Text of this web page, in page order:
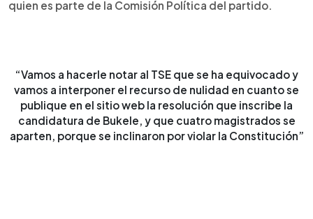
quien es parte de la Comisión Política del partido.
“Vamos a hacerle notar al TSE que se ha equivocado y
vamos a interponer el recurso de nulidad en cuanto se
publique en el sitio web la resolución que inscribe la
candidatura de Bukele, y que cuatro magistrados se
aparten, porque se inclinaron por violar la Constitución”